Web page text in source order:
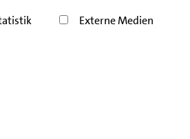
Externe Medien
75 Jahre Liebfrauenkirche!
21:45 Uhr - 29.08.2026, 21:45 Uhr
Vormerken! - Wir feiern
die Liebfrauenkirche!
Ton (11 Uhr) und
besonderen
liche Einladung, Ihr